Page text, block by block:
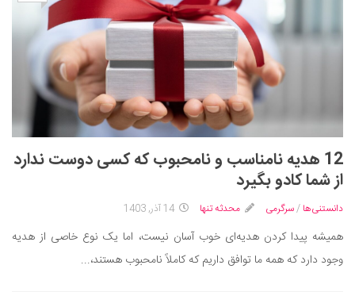
12 هدیه نامناسب و نامحبوب که کسی دوست ندارد
از شما کادو بگیرد
دانستنی‌ها /سرگرمی محدثه تنها 14 آذر, 1403
همیشه پیدا کردن هدیه‌ای خوب آسان نیست، اما یک نوع خاصی از هدیه
وجود دارد که همه ما توافق داریم که کاملاً نامحبوب هستند،...